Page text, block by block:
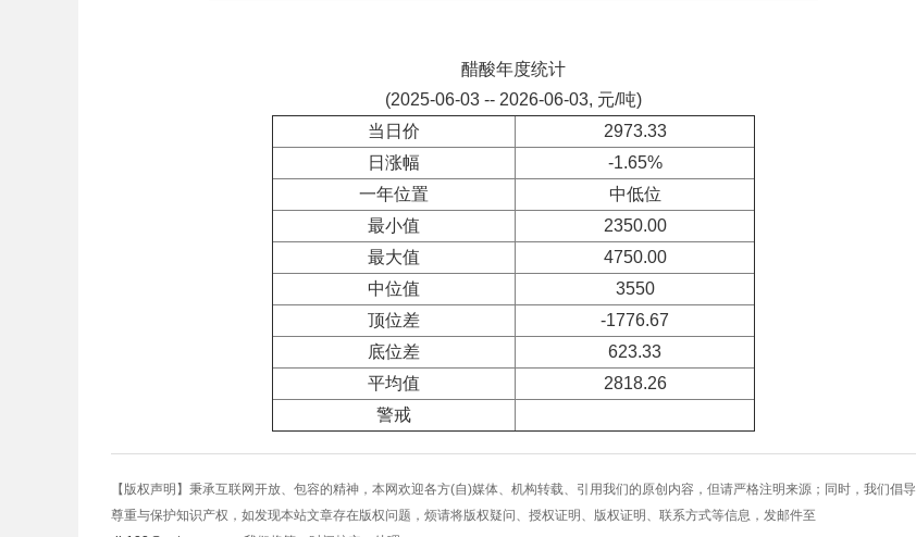
醋酸年度统计
(2025-06-03 -- 2026-06-03, 元/吨)
当日价
2973.33
日涨幅
-1.65%
一年位置
中低位
最小值
2350.00
最大值
4750.00
中位值
3550
顶位差
-1776.67
底位差
623.33
平均值
2818.26
警戒
【版权声明】秉承互联网开放、包容的精神，本网欢迎各方(自)媒体、机构转载、引用我们的原创内容，但请严格注明来源；同时，我们倡导
尊重与保护知识产权，如发现本站文章存在版权问题，烦请将版权疑问、授权证明、版权证明、联系方式等信息，发邮件至